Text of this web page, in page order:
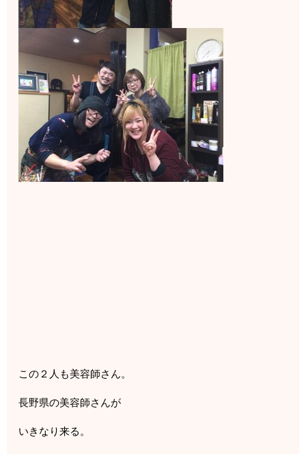
この２人も美容師さん。
長野県の美容師さんが
いきなり来る。